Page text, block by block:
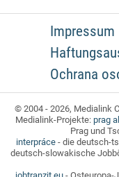
Impressum
Ochrana
© 2004 - 2026, Medialink
Medialink-Projekte: prag
Prag und
interpráce- die deutsch-
deutsch-slowakische